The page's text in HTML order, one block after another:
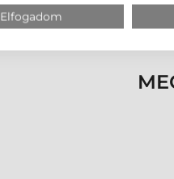
bank- és hitelkártyákat is
tartozó mobil
Elfogadom